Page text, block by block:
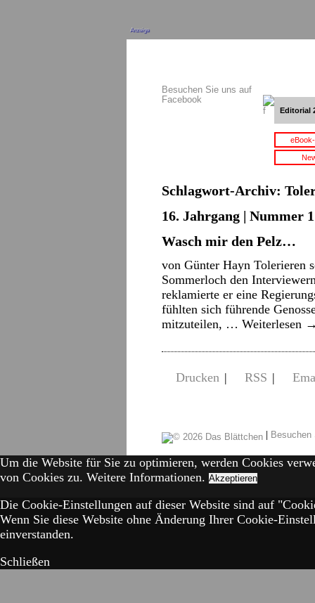
Anzeige
Besuchen Sie uns auf
Facebook
Editorial
Schlagwort-Archiv:
16. Jahrgang | Nummer
Wasch mir den Pelz…
von Günter Hayn Tolerieren
Sommerloch den
reklamierte er eine
fühlten sich führende
mitzuteilen, … Weiterlesen
Drucken | RSS |
|
Um die Website für Sie zu optimieren, werden Cookies
von Cookies zu. Weitere Informationen. Akzeptieren
Die Cookie-Einstellungen auf dieser Website sind auf
Wenn Sie diese Website ohne Änderung Ihrer Cookie-
einverstanden.
Schließen